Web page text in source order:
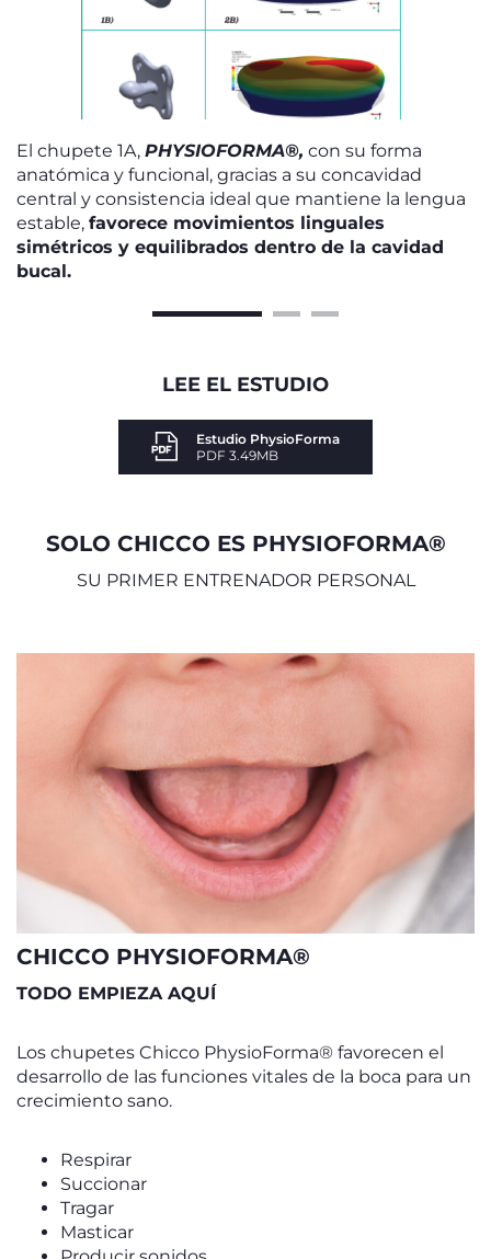
El chupete 1A, PHYSIOFORMA®, con su forma
anatómica y funcional, gracias a su concavidad
central y consistencia ideal que mantiene la lengua
estable, favorece movimientos linguales
simétricos y equilibrados dentro de la cavidad
bucal.
LEE EL ESTUDIO
Estudio PhysioForma
PDF 3.49MB
SOLO CHICCO ES PHYSIOFORMA®
SU PRIMER ENTRENADOR PERSONAL
CHICCO PHYSIOFORMA®
TODO EMPIEZA AQUÍ
Los chupetes Chicco PhysioForma® favorecen el
desarrollo de las funciones vitales de la boca para un
crecimiento sano.
Respirar
Succionar
Tragar
Masticar